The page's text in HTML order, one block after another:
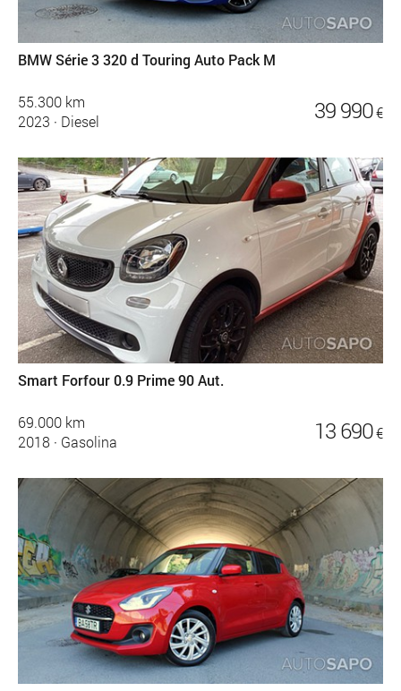
BMW Série 3 320 d Touring Auto Pack M
55.300 km
2023 · Diesel 39 990 €
Smart Forfour 0.9 Prime 90 Aut.
69.000 km
2018 · Gasolina 13 690 €